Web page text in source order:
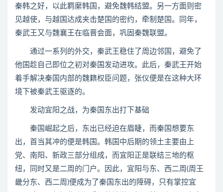
秦韩之好，以此羁縻韩国，避免魏韩结盟。另一方面则密
见越使，与越国达成夹击楚国的密约，牵制楚国。同年，
秦武王又与魏襄王在临晋会面，巩固秦魏联盟。
通过一系列的外交，秦武王稳住了周边邻国，避免了
他国趁自己即位之初对秦国发动进攻。此后，秦武王开始
着手解决秦国内部的魏籍权臣问题，张仪便是在这种大环
境下被秦武王驱逐的。
发动宜阳之战，为秦国东出打下基础
秦国崛起之后，东出已经迫在眉睫，而秦国想要东
出，首当其冲的便是韩国。韩国中后期的领土主要由上
党、南阳、新政三部分组成，而宜阳正是联结三地的枢
纽，同时又是二周的门户。因此，宜阳与东、西二周(周王
畿分东、西二周)便成为了秦国东出的障碍，只有掌控宜